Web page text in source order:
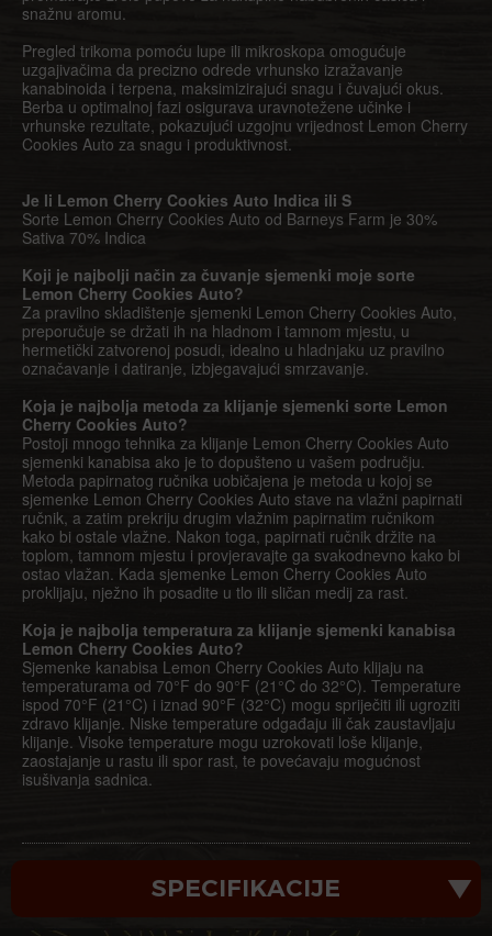
snažnu aromu.
Pregled trikoma pomoću lupe ili mikroskopa omogućuje
uzgajivačima da precizno odrede vrhunsko izražavanje
kanabinoida i terpena, maksimizirajući snagu i čuvajući okus.
Berba u optimalnoj fazi osigurava uravnotežene učinke i
vrhunske rezultate, pokazujući uzgojnu vrijednost Lemon Cherry
Cookies Auto za snagu i produktivnost.
Je li Lemon Cherry Cookies Auto Indica ili S
Sorte Lemon Cherry Cookies Auto od Barneys Farm je 30%
Sativa 70% Indica
Koji je najbolji način za čuvanje sjemenki moje sorte
Lemon Cherry Cookies Auto?
Za pravilno skladištenje sjemenki Lemon Cherry Cookies Auto,
preporučuje se držati ih na hladnom i tamnom mjestu, u
hermetički zatvorenoj posudi, idealno u hladnjaku uz pravilno
označavanje i datiranje, izbjegavajući smrzavanje.
Koja je najbolja metoda za klijanje sjemenki sorte Lemon
Cherry Cookies Auto?
Postoji mnogo tehnika za klijanje Lemon Cherry Cookies Auto
sjemenki kanabisa ako je to dopušteno u vašem području.
Metoda papirnatog ručnika uobičajena je metoda u kojoj se
sjemenke Lemon Cherry Cookies Auto stave na vlažni papirnati
ručnik, a zatim prekriju drugim vlažnim papirnatim ručnikom
kako bi ostale vlažne. Nakon toga, papirnati ručnik držite na
toplom, tamnom mjestu i provjeravajte ga svakodnevno kako bi
ostao vlažan. Kada sjemenke Lemon Cherry Cookies Auto
proklijaju, nježno ih posadite u tlo ili sličan medij za rast.
Koja je najbolja temperatura za klijanje sjemenki kanabisa
Lemon Cherry Cookies Auto?
Sjemenke kanabisa Lemon Cherry Cookies Auto klijaju na
temperaturama od 70°F do 90°F (21°C do 32°C). Temperature
ispod 70°F (21°C) i iznad 90°F (32°C) mogu spriječiti ili ugroziti
zdravo klijanje. Niske temperature odgađaju ili čak zaustavljaju
klijanje. Visoke temperature mogu uzrokovati loše klijanje,
zaostajanje u rastu ili spor rast, te povećavaju mogućnost
isušivanja sadnica.
SPECIFIKACIJE